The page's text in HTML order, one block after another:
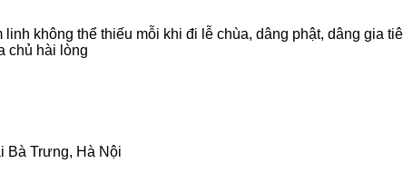
linh không thể thiếu mỗi khi đi lễ chùa, dâng phật, dâng gia
chủ hài lòng
Bà Trưng, Hà Nội